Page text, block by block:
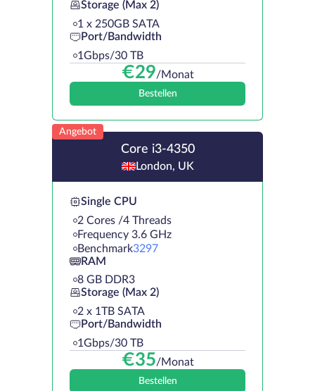
Storage (Max 2)
1 х 250GB SATA
Port/Bandwidth
1Gbps/30 TB
€29/Monat
Bestellen
Angebot
Core i3-4350
London, UK
Single CPU
2 Cores /4 Threads
Frequency 3.6 GHz
Benchmark3297
RAM
8 GB DDR3
Storage (Max 2)
2 х 1TB SATA
Port/Bandwidth
1Gbps/30 TB
€35/Monat
Bestellen